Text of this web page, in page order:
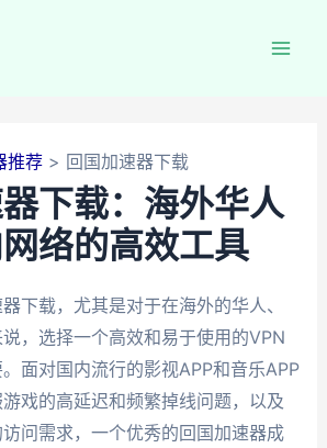
推荐 回国加速器下载
下载：海外华人
络的高效工具
下载，尤其是对于在海外的华人、
，选择一个高效和易于使用的VPN
面对国内流行的影视APP和音乐APP
戏的高延迟和频繁掉线问题，以及
问需求，一个优秀的回国加速器成